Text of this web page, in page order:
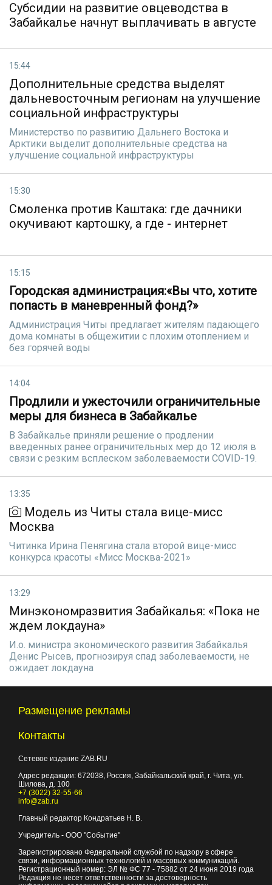
Субсидии на развитие овцеводства в
Забайкалье начнут выплачивать в августе
15:44
Дополнительные средства выделят
дальневосточным регионам на улучшение
социальной инфраструктуры
Министерство по развитию Дальнего Востока и
Арктики выделит дополнительные средства на
улучшение социальной инфраструктуры
15:30
Смоленка против Каштака: где дачники
окучивают картошку, а где - интернет
15:15
Городская администрация:«Вы что, хотите
попасть в маневренный фонд?»
Администрация Читы предлагает жителям падающего
дома комнаты в общежитии с плохим отоплением и
без горячей воды
14:04
Продлили и ужесточили ограничительные
меры для бизнеса в Забайкалье
В Забайкалье приняли решение о продлении
введенных ранее ограничительных мер до 12 июля в
связи с резким всплеском заболеваемости COVID-19.
13:35
Модель из Читы стала вице-мисс
Москва
Читинка Ирина Пенягина стала второй вице-мисс
конкурса красоты «Мисс Москва-2021»
13:29
Минэкономразвития Забайкалья: «Пока не
ждем локдауна»
И.о. министра экономического развития Забайкалья
Денис Рысев, прогнозируя спад заболеваемости, не
ожидает локдауна
Размещение рекламы
Контакты
Сетевое издание ZAB.RU
Адрес редакции: 672038, Россия, Забайкальский край, г. Чита, ул.
Шилова, д. 100
+7 (3022) 32-55-66
info@zab.ru
Главный редактор Кондратьев Н. В.
Учредитель - ООО "Событие"
Зарегистрировано Федеральной службой по надзору в сфере
связи, информационных технологий и массовых коммуникаций.
Регистрационный номер: ЭЛ № ФС 77 - 75882 от 24 июня 2019 года
Редакция не несет ответственности за достоверность